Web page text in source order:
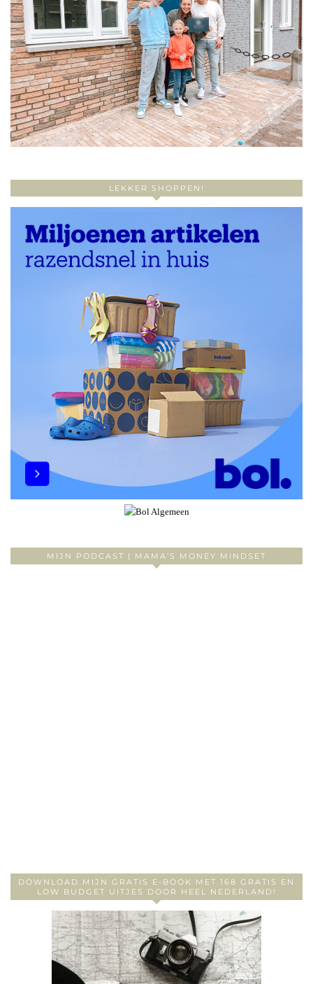
LEKKER SHOPPEN!
MIJN PODCAST | MAMA’S MONEY MINDSET
DOWNLOAD MIJN GRATIS E-BOOK MET 168 GRATIS EN
LOW BUDGET UITJES DOOR HEEL NEDERLAND!